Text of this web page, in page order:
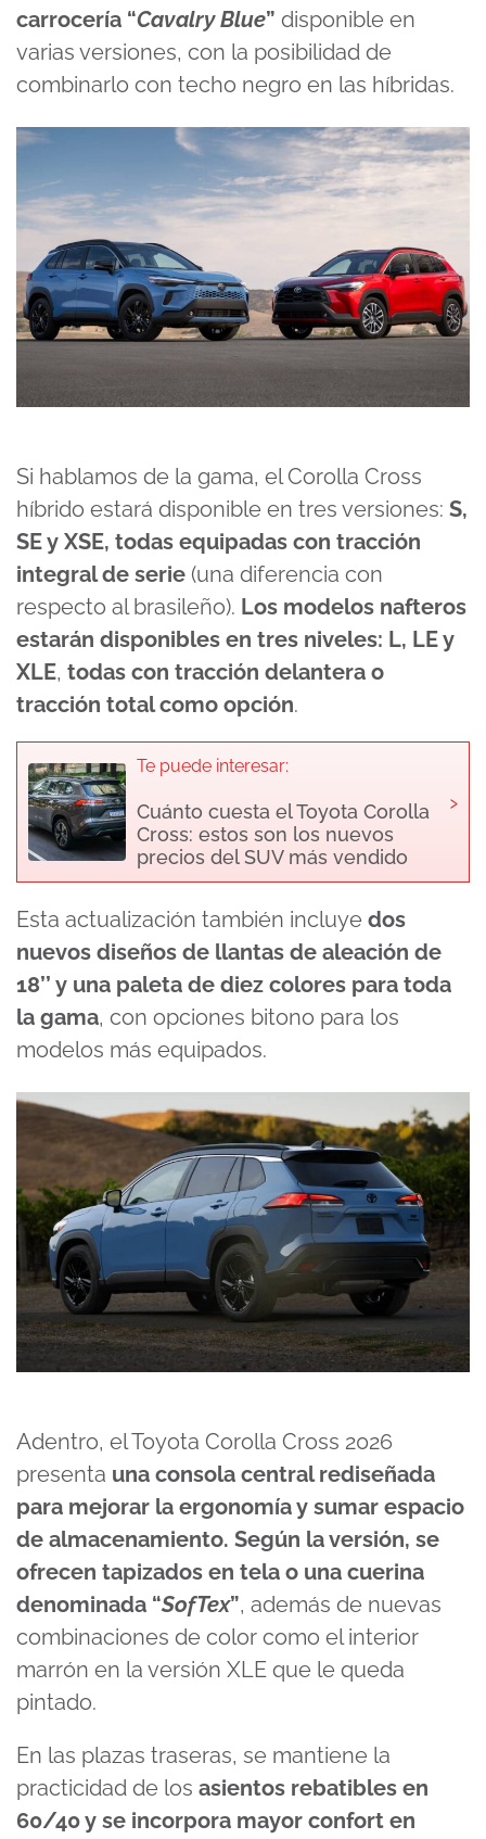
carrocería “Cavalry Blue” disponible en
varias versiones, con la posibilidad de
combinarlo con techo negro en las híbridas.
Si hablamos de la gama, el Corolla Cross
híbrido estará disponible en tres versiones: S,
SE y XSE, todas equipadas con tracción
integral de serie (una diferencia con
respecto al brasileño). Los modelos nafteros
estarán disponibles en tres niveles: L, LE y
XLE, todas con tracción delantera o
tracción total como opción.
Te puede interesar:
Cuánto cuesta el Toyota Corolla
Cross: estos son los nuevos
precios del SUV más vendido
›
Esta actualización también incluye dos
nuevos diseños de llantas de aleación de
18’’ y una paleta de diez colores para toda
la gama, con opciones bitono para los
modelos más equipados.
Adentro, el Toyota Corolla Cross 2026
presenta una consola central rediseñada
para mejorar la ergonomía y sumar espacio
de almacenamiento. Según la versión, se
ofrecen tapizados en tela o una cuerina
denominada “SofTex”, además de nuevas
combinaciones de color como el interior
marrón en la versión XLE que le queda
pintado.
En las plazas traseras, se mantiene la
practicidad de los asientos rebatibles en
60/40 y se incorpora mayor confort en